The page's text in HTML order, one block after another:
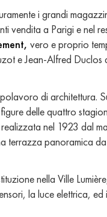
i grandi
vendita a Parigi e nel
vero e proprio
e Jean-Alfred
di architettura.
delle quattro
nel 1923 dal
panoramica
nella Ville
la luce elettrica,